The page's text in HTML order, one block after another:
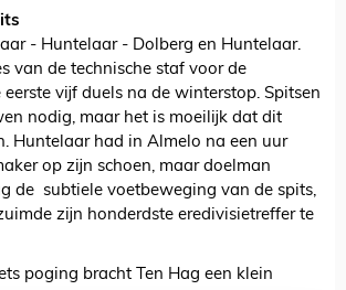
- Huntelaar - Dolberg en Huntelaar.
van de technische staf voor de
vijf duels na de winterstop. Spitsen
nodig, maar het is moeilijk dat dit
Huntelaar had in Almelo na een uur
op zijn schoen, maar doelman
de subtiele voetbeweging van de spits,
zijn honderdste eredivisietreffer te
poging bracht Ten Hag een klein